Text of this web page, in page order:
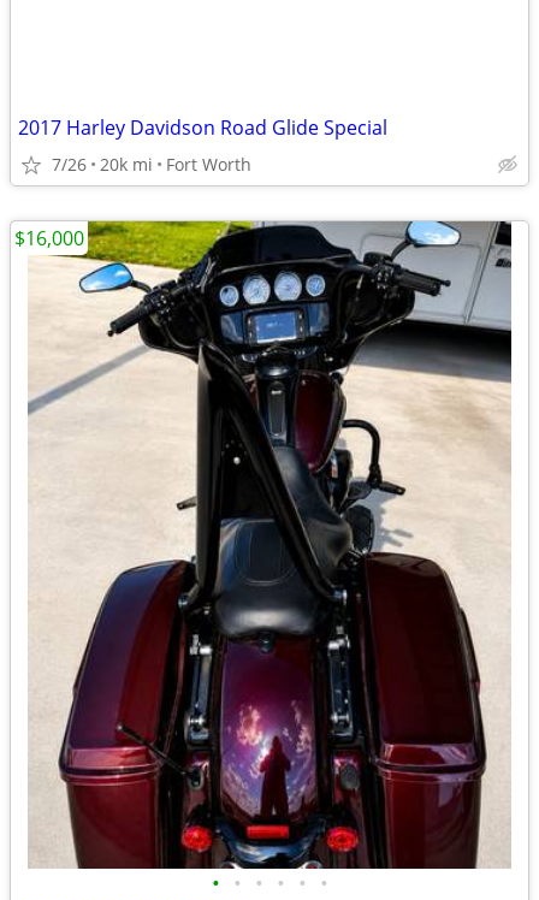
2017 Harley Davidson Road Glide Special
7/26 20k mi Fort Worth
• • • • • •
$16,000